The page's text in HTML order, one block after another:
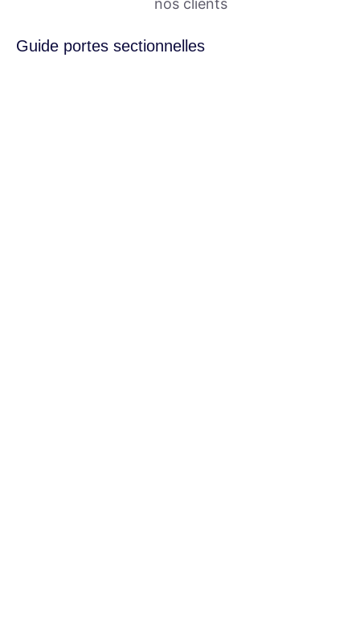
nos clients
Guide portes sectionnelles